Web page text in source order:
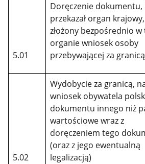
5.01
Doręczenie
przekazał organ
złożony bezpośrednio w
organie wniosek osoby
przebywającej za granicą
5.02
Wydobycie za granicą,
wniosek obywatela
dokumentu innego niż
wartościowe wraz z
doręczeniem tego
(oraz z jego ewentualną
legalizacją)